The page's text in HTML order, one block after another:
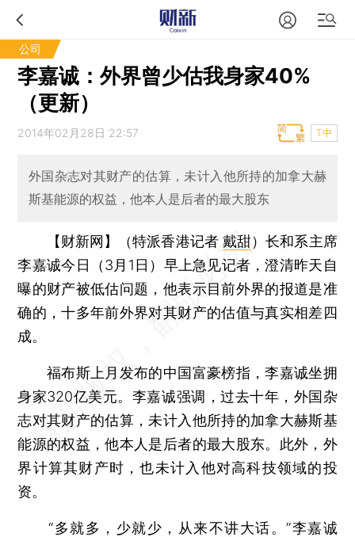
公司
李嘉诚：外界曾少估我身家40%
（更新）
2014年02月28日 22:57 T中
外国杂志对其财产的估算，未计入他所持的加拿大赫
斯基能源的权益，他本人是后者的最大股东
【财新网】（特派香港记者 戴甜）长和系主席
李嘉诚今日（3月1日）早上急见记者，澄清昨天自
曝的财产被低估问题，他表示目前外界的报道是准
确的，十多年前外界对其财产的估值与真实相差四
成。
福布斯上月发布的中国富豪榜指，李嘉诚坐拥
身家320亿美元。李嘉诚强调，过去十年，外国杂
志对其财产的估算，未计入他所持的加拿大赫斯基
能源的权益，他本人是后者的最大股东。此外，外
界计算其财产时，也未计入他对高科技领域的投
资。
“多就多，少就少，从来不讲大话。”李嘉诚